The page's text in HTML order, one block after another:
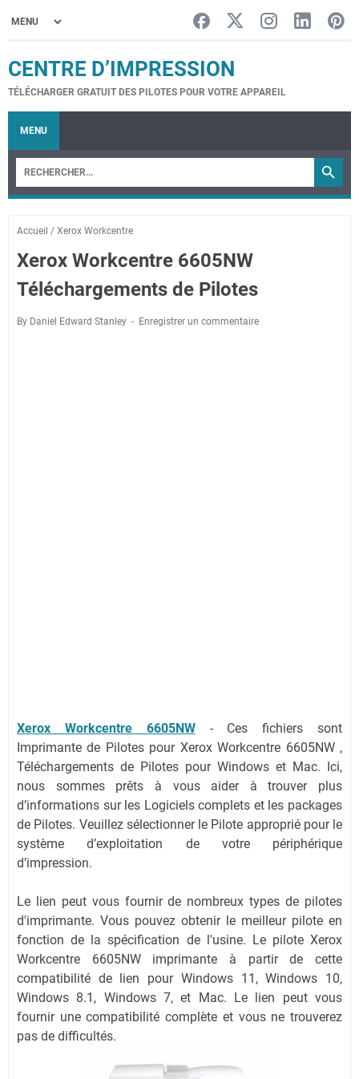
CENTRE D’IMPRESSION
TÉLÉCHARGER GRATUIT DES PILOTES POUR VOTRE APPAREIL
MENU
Accueil / Xerox Workcentre
Xerox Workcentre 6605NW
Téléchargements de Pilotes
By Daniel Edward Stanley Enregistrer un commentaire
Xerox Workcentre 6605NW - Ces fichiers sont
Imprimante de Pilotes pour Xerox Workcentre 6605NW ,
Téléchargements de Pilotes pour Windows et Mac. Ici,
nous sommes prêts à vous aider à trouver plus
d’informations sur les Logiciels complets et les packages
de Pilotes. Veuillez sélectionner le Pilote approprié pour le
système d’exploitation de votre périphérique
d’impression.
Le lien peut vous fournir de nombreux types de pilotes
d'imprimante. Vous pouvez obtenir le meilleur pilote en
fonction de la spécification de l'usine. Le pilote Xerox
Workcentre 6605NW imprimante à partir de cette
compatibilité de lien pour Windows 11, Windows 10,
Windows 8.1, Windows 7, et Mac. Le lien peut vous
fournir une compatibilité complète et vous ne trouverez
pas de difficultés.